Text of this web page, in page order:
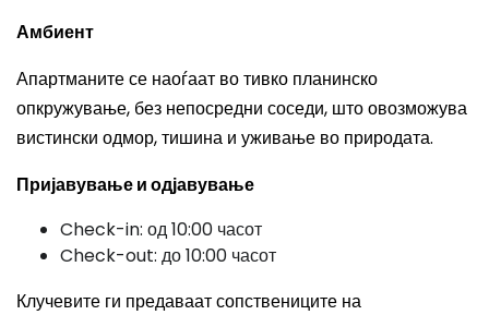
Амбиент
Апартманите се наоѓаат во тивко планинско
опкружување, без непосредни соседи, што овозможува
вистински одмор, тишина и уживање во природата.
Пријавување и одјавување
Check-in: од 10:00 часот
Check-out: до 10:00 часот
Клучевите ги предаваат сопствениците на